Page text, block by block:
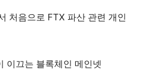
처음으로 FTX 파산 관련 개인
이끄는 블록체인 메인넷